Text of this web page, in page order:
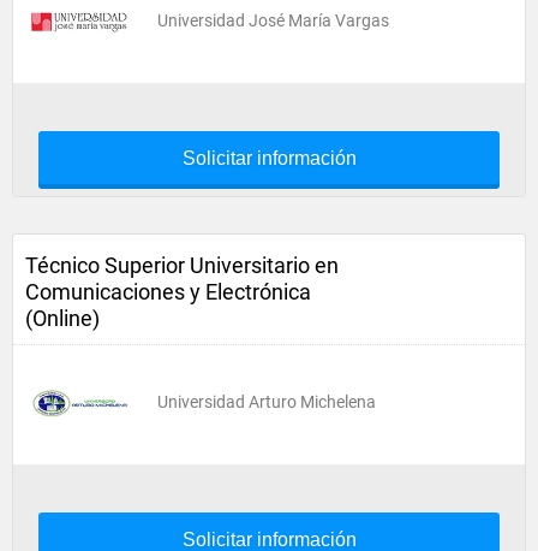
Universidad José María Vargas
Solicitar información
Técnico Superior Universitario en
Comunicaciones y Electrónica
(Online)
Universidad Arturo Michelena
Solicitar información